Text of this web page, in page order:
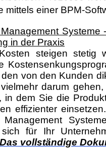
mittels einer BPM-
in der Praxis
steigen stetig
von den Kunden
darum
in dem Sie die
effizienter
Management
für Ihr
Das vollständige